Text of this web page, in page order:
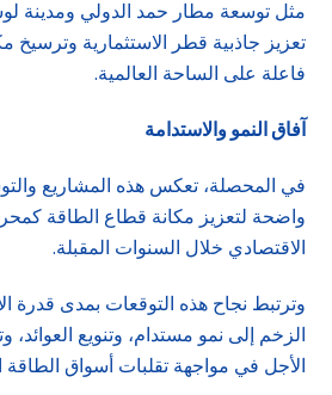
مثل توسعة مطار حمد الدولي ومدينة
تعزيز جاذبية قطر الاستثمارية وترسيخ
فاعلة على الساحة العالمية.
آفاق النمو والاستدامة
في المحصلة، تعكس هذه المشاريع
واضحة لتعزيز مكانة قطاع الطاقة
الاقتصادي خلال السنوات المقبلة.
وترتبط نجاح هذه التوقعات بمدى قدرة
الزخم إلى نمو مستدام، وتنويع
الأجل في مواجهة تقلبات أسواق الطاقة